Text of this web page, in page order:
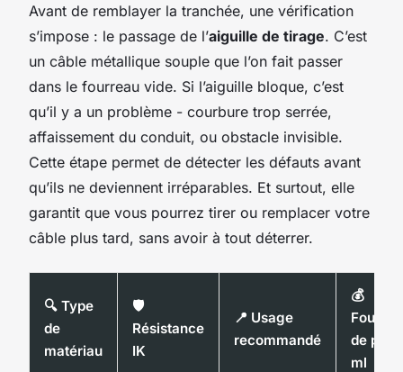
Avant de remblayer la tranchée, une vérification
s’impose : le passage de l’aiguille de tirage. C’est
un câble métallique souple que l’on fait passer
dans le fourreau vide. Si l’aiguille bloque, c’est
qu’il y a un problème - courbure trop serrée,
affaissement du conduit, ou obstacle invisible.
Cette étape permet de détecter les défauts avant
qu’ils ne deviennent irréparables. Et surtout, elle
garantit que vous pourrez tirer ou remplacer votre
câble plus tard, sans avoir à tout déterrer.
🔍 Type
de
matériau
🛡️
Résistance
IK
📍 Usage
recommandé
💰
de prix
ml